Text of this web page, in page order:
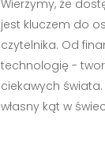
Wierzymy, że
jest kluczem do
czytelnika. Od
technologię -
ciekawych
własny kąt w